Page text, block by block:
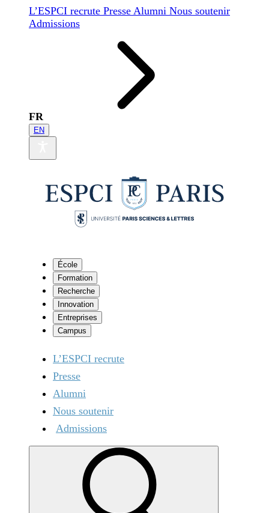
L’ESPCI recrute Presse Alumni Nous soutenir
Admissions
FR
EN
École
Formation
Recherche
Innovation
Entreprises
Campus
L’ESPCI recrute
Presse
Alumni
Nous soutenir
Admissions